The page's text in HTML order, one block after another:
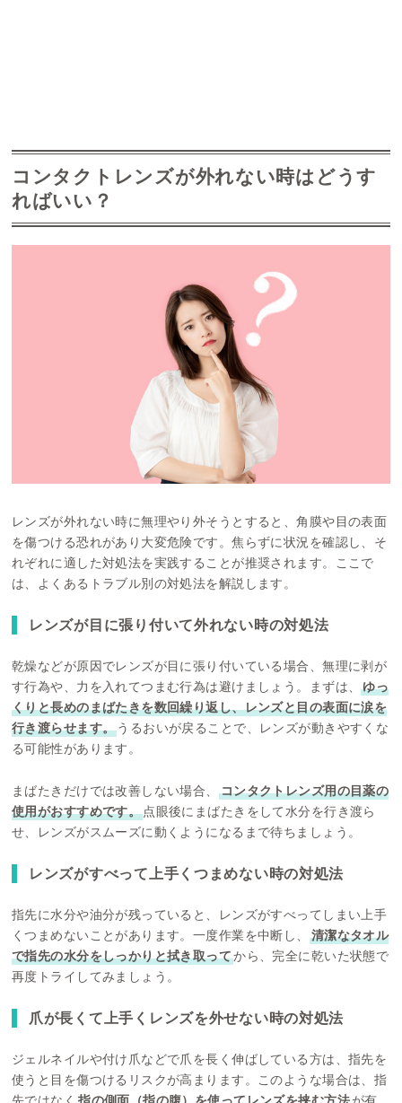
コンタクトレンズが外れない時はどうす
ればいい？
レンズが外れない時に無理やり外そうとすると、角膜や目の表面
を傷つける恐れがあり大変危険です。焦らずに状況を確認し、そ
れぞれに適した対処法を実践することが推奨されます。ここで
は、よくあるトラブル別の対処法を解説します。
レンズが目に張り付いて外れない時の対処法
乾燥などが原因でレンズが目に張り付いている場合、無理に剥が
す行為や、力を入れてつまむ行為は避けましょう。まずは、ゆっ
くりと長めのまばたきを数回繰り返し、レンズと目の表面に涙を
行き渡らせます。 うるおいが戻ることで、レンズが動きやすくな
る可能性があります。
まばたきだけでは改善しない場合、
コンタクトレンズ用の目薬の
使用がおすすめです。 点眼後にまばたきをして水分を行き渡ら
せ、レンズがスムーズに動くようになるまで待ちましょう。
レンズがすべって上手くつまめない時の対処法
指先に水分や油分が残っていると、レンズがすべってしまい上手
くつまめないことがあります。一度作業を中断し、
清潔なタオル
で指先の水分をしっかりと拭き取ってから、完全に乾いた状態で
再度トライしてみましょう。
爪が長くて上手くレンズを外せない時の対処法
ジェルネイルや付け爪などで爪を長く伸ばしている方は、指先を
使うと目を傷つけるリスクが高まります。このような場合は、指
先ではなく指の側面（指の腹）を使ってレンズを挟む方法が有